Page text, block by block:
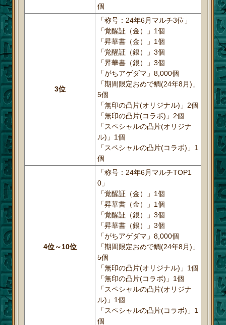
個
3位
「称号：24年6月マルチ3位」
「覚醒証（金）」1個
「昇華書（金）」1個
「覚醒証（銀）」3個
「昇華書（銀）」3個
「がちアゲダマ」8,000個
「期間限定おめで鯛(24年8月)」
5個
「無印の凸片(オリジナル)」2個
「無印の凸片(コラボ)」2個
「スペシャルの凸片(オリジナ
ル)」1個
「スペシャルの凸片(コラボ)」1
個
4位～10位
「称号：24年6月マルチTOP1
0」
「覚醒証（金）」1個
「昇華書（金）」1個
「覚醒証（銀）」3個
「昇華書（銀）」3個
「がちアゲダマ」8,000個
「期間限定おめで鯛(24年8月)」
5個
「無印の凸片(オリジナル)」1個
「無印の凸片(コラボ)」1個
「スペシャルの凸片(オリジナ
ル)」1個
「スペシャルの凸片(コラボ)」1
個